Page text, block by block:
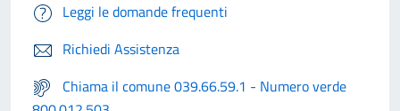
Leggi le domande frequenti
Richiedi Assistenza
Chiama il comune 039.66.59.1 - Numero verde